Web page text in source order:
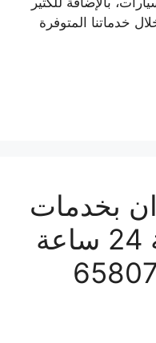
خدماتنا المتوفرة
بخدمات
سريعة ومتواصلة 24 ساعة